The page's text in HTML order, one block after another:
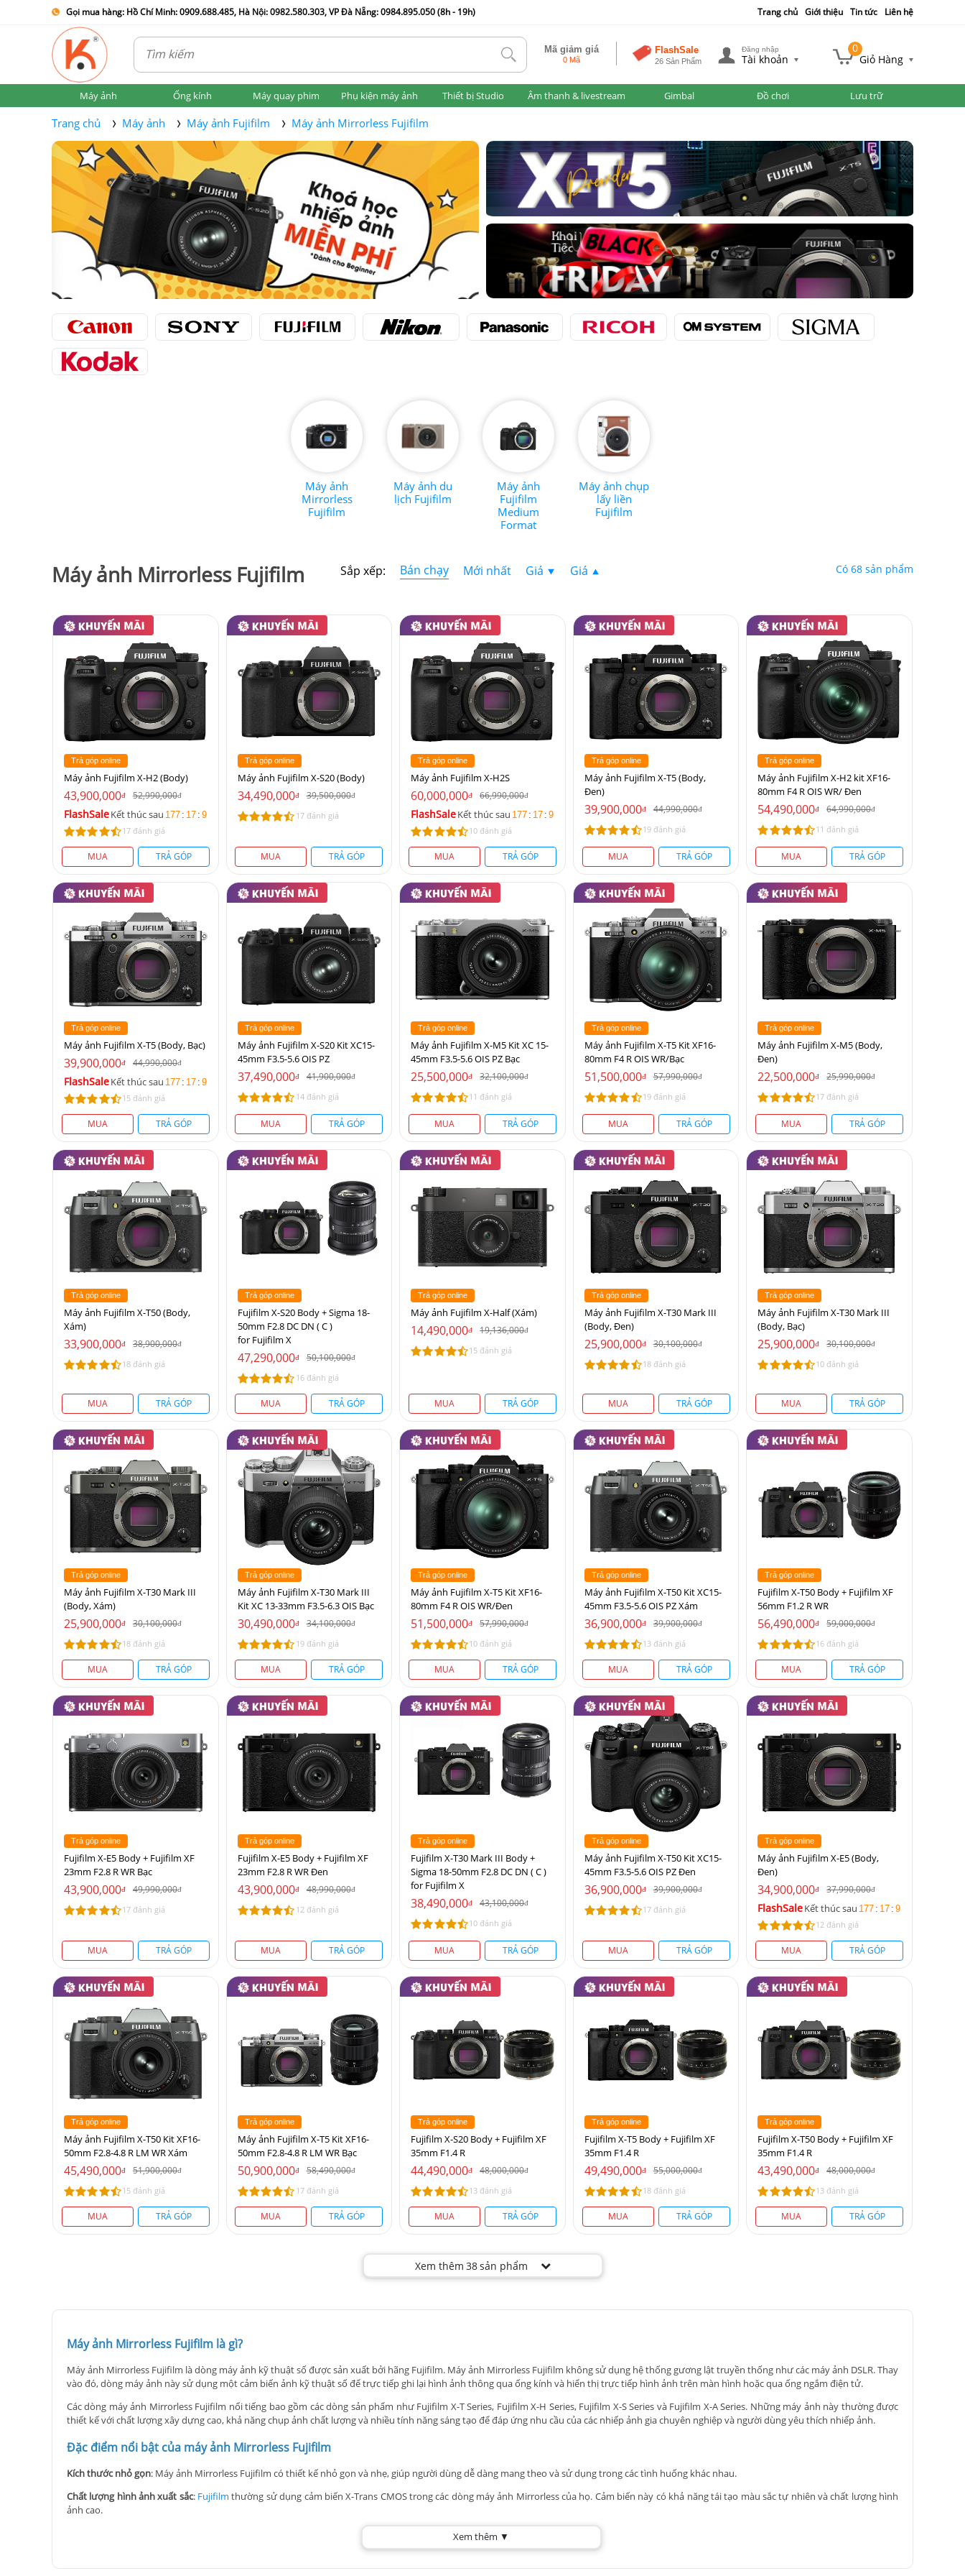
Gọi mua hàng: Hồ Chí Minh: 0909.688.485, Hà Nội: 0982.580.303, VP Đà Nẵng: 0984.895.050 (8h - 19h) Trang chủ Giới thiệu Tin tức Liên hệ
tlk Mã giảm giá
0 Mã
FlashSale
26 Sản Phẩm
Đăng nhập
Tài khoản
0
Giỏ Hàng
Máy ảnh Ống kính Máy quay phim Phụ kiện máy ảnh Thiết bị Studio Âm thanh & livestream Gimbal Đồ chơi Lưu trữ
Trang chủ Máy ảnh Máy ảnh Fujifilm Máy ảnh Mirrorless Fujifilm
Máy ảnh
Mirrorless
Fujifilm
Máy ảnh du
lịch Fujifilm
Máy ảnh
Fujifilm
Medium
Format
Máy ảnh chụp
lấy liền
Fujifilm
Máy ảnh Mirrorless Fujifilm Sắp xếp: Bán chạy Mới nhất Giá Giá Có 68 sản phẩm
Trả góp online
Máy ảnh Fujifilm X-H2 (Body)
43,900,000đ 52,990,000đ
FlashSaleKết thúc sau 177 : 17 : 9
17 đánh giá
MUA TRẢ GÓP
Trả góp online
Máy ảnh Fujifilm X-S20 (Body)
34,490,000đ 39,500,000đ
17 đánh giá
MUA TRẢ GÓP
Trả góp online
Máy ảnh Fujifilm X-H2S
60,000,000đ 66,990,000đ
FlashSaleKết thúc sau 177 : 17 : 9
10 đánh giá
MUA TRẢ GÓP
Trả góp online
Máy ảnh Fujifilm X-T5 (Body,
Đen)
39,900,000đ 44,990,000đ
19 đánh giá
MUA TRẢ GÓP
Trả góp online
Máy ảnh Fujifilm X-H2 kit XF16-
80mm F4 R OIS WR/ Đen
54,490,000đ 64,990,000đ
11 đánh giá
MUA TRẢ GÓP
Trả góp online
Máy ảnh Fujifilm X-T5 (Body, Bạc)
39,900,000đ 44,990,000đ
FlashSaleKết thúc sau 177 : 17 : 9
15 đánh giá
MUA TRẢ GÓP
Trả góp online
Máy ảnh Fujifilm X-S20 Kit XC15-
45mm F3.5-5.6 OIS PZ
37,490,000đ 41,900,000đ
14 đánh giá
MUA TRẢ GÓP
Trả góp online
Máy ảnh Fujifilm X-M5 Kit XC 15-
45mm F3.5-5.6 OIS PZ Bạc
25,500,000đ 32,100,000đ
11 đánh giá
MUA TRẢ GÓP
Trả góp online
Máy ảnh Fujifilm X-T5 Kit XF16-
80mm F4 R OIS WR/Bạc
51,500,000đ 57,990,000đ
19 đánh giá
MUA TRẢ GÓP
Trả góp online
Máy ảnh Fujifilm X-M5 (Body,
Đen)
22,500,000đ 25,990,000đ
17 đánh giá
MUA TRẢ GÓP
Trả góp online
Máy ảnh Fujifilm X-T50 (Body,
Xám)
33,900,000đ 38,900,000đ
18 đánh giá
MUA TRẢ GÓP
Trả góp online
Fujifilm X-S20 Body + Sigma 18-
50mm F2.8 DC DN ( C )
for Fujifilm X
47,290,000đ 50,100,000đ
16 đánh giá
MUA TRẢ GÓP
Trả góp online
Máy ảnh Fujifilm X-Half (Xám)
14,490,000đ 19,136,000đ
15 đánh giá
MUA TRẢ GÓP
Trả góp online
Máy ảnh Fujifilm X-T30 Mark III
(Body, Đen)
25,900,000đ 30,100,000đ
18 đánh giá
MUA TRẢ GÓP
Trả góp online
Máy ảnh Fujifilm X-T30 Mark III
(Body, Bạc)
25,900,000đ 30,100,000đ
10 đánh giá
MUA TRẢ GÓP
Trả góp online
Máy ảnh Fujifilm X-T30 Mark III
(Body, Xám)
25,900,000đ 30,100,000đ
18 đánh giá
MUA TRẢ GÓP
Trả góp online
Máy ảnh Fujifilm X-T30 Mark III
Kit XC 13-33mm F3.5-6.3 OIS Bạc
30,490,000đ 34,100,000đ
19 đánh giá
MUA TRẢ GÓP
Trả góp online
Máy ảnh Fujifilm X-T5 Kit XF16-
80mm F4 R OIS WR/Đen
51,500,000đ 57,990,000đ
10 đánh giá
MUA TRẢ GÓP
Trả góp online
Máy ảnh Fujifilm X-T50 Kit XC15-
45mm F3.5-5.6 OIS PZ Xám
36,900,000đ 39,900,000đ
13 đánh giá
MUA TRẢ GÓP
Trả góp online
Fujifilm X-T50 Body + Fujifilm XF
56mm F1.2 R WR
56,490,000đ 59,000,000đ
16 đánh giá
MUA TRẢ GÓP
Trả góp online
Fujifilm X-E5 Body + Fujifilm XF
23mm F2.8 R WR Bạc
43,900,000đ 49,990,000đ
17 đánh giá
MUA TRẢ GÓP
Trả góp online
Fujifilm X-E5 Body + Fujifilm XF
23mm F2.8 R WR Đen
43,900,000đ 48,990,000đ
12 đánh giá
MUA TRẢ GÓP
Trả góp online
Fujifilm X-T30 Mark III Body +
Sigma 18-50mm F2.8 DC DN ( C )
for Fujifilm X
38,490,000đ 43,100,000đ
10 đánh giá
MUA TRẢ GÓP
Trả góp online
Máy ảnh Fujifilm X-T50 Kit XC15-
45mm F3.5-5.6 OIS PZ Đen
36,900,000đ 39,900,000đ
17 đánh giá
MUA TRẢ GÓP
Trả góp online
Máy ảnh Fujifilm X-E5 (Body,
Đen)
34,900,000đ 37,990,000đ
FlashSaleKết thúc sau 177 : 17 : 9
12 đánh giá
MUA TRẢ GÓP
Trả góp online
Máy ảnh Fujifilm X-T50 Kit XF16-
50mm F2.8-4.8 R LM WR Xám
45,490,000đ 51,900,000đ
15 đánh giá
MUA TRẢ GÓP
Trả góp online
Máy ảnh Fujifilm X-T5 Kit XF16-
50mm F2.8-4.8 R LM WR Bạc
50,900,000đ 58,490,000đ
17 đánh giá
MUA TRẢ GÓP
Trả góp online
Fujifilm X-S20 Body + Fujifilm XF
35mm F1.4 R
44,490,000đ 48,000,000đ
13 đánh giá
MUA TRẢ GÓP
Trả góp online
Fujifilm X-T5 Body + Fujifilm XF
35mm F1.4 R
49,490,000đ 55,000,000đ
18 đánh giá
MUA TRẢ GÓP
Trả góp online
Fujifilm X-T50 Body + Fujifilm XF
35mm F1.4 R
43,490,000đ 48,000,000đ
13 đánh giá
MUA TRẢ GÓP
Xem thêm 38sản phẩm
Máy ảnh Mirrorless Fujifilm là gì?
Máy ảnh Mirrorless Fujifilm là dòng máy ảnh kỹ thuật số được sản xuất bởi hãng Fujifilm. Máy ảnh Mirrorless Fujifilm không sử dụng hệ thống gương lật truyền thống như các máy ảnh DSLR. Thay
vào đó, dòng máy ảnh này sử dụng một cảm biến ảnh kỹ thuật số để trực tiếp ghi lại hình ảnh thông qua ống kính và hiển thị trực tiếp hình ảnh trên màn hình hoặc qua ống ngắm điện tử.
Các dòng máy ảnh Mirrorless Fujifilm nổi tiếng bao gồm các dòng sản phẩm như Fujifilm X-T Series, Fujifilm X-H Series, Fujifilm X-S Series và Fujifilm X-A Series. Những máy ảnh này thường được
thiết kế với chất lượng xây dựng cao, khả năng chụp ảnh chất lượng và nhiều tính năng sáng tạo để đáp ứng nhu cầu của các nhiếp ảnh gia chuyên nghiệp và người dùng yêu thích nhiếp ảnh.
Đặc điểm nổi bật của máy ảnh Mirrorless Fujifilm
Kích thước nhỏ gọn: Máy ảnh Mirrorless Fujifilm có thiết kế nhỏ gọn và nhẹ, giúp người dùng dễ dàng mang theo và sử dụng trong các tình huống khác nhau.
Chất lượng hình ảnh xuất sắc: Fujifilm thường sử dụng cảm biến X-Trans CMOS trong các dòng máy ảnh Mirrorless của họ. Cảm biến này có khả năng tái tạo màu sắc tự nhiên và chất lượng hình
ảnh cao.
: Máy ảnh này thường đi kèm với hệ thống ống kính thay đổi được, cho phép người dùng tuỳ chỉnh góc nhìn và khẩu độ tùy theo nhu cầu chụp ảnh.
khả năng chụp ảnh trong điều kiện ánh sáng yếu.
Xem thêm ▼